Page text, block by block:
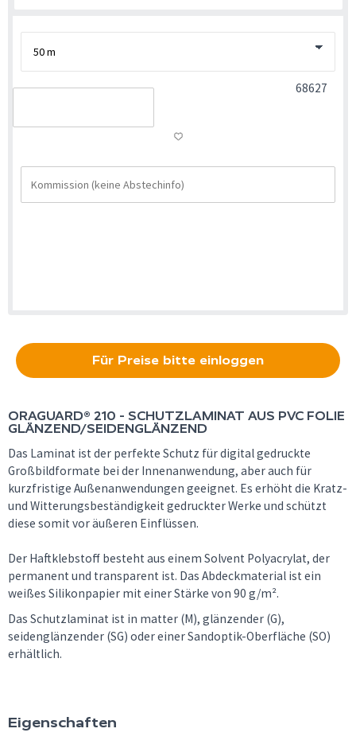
68627
Für Preise bitte einloggen
ORAGUARD® 210 - SCHUTZLAMINAT AUS PVC FOLIE
GLÄNZEND/SEIDENGLÄNZEND
Das Laminat ist der perfekte Schutz für digital gedruckte
Großbildformate bei der Innenanwendung, aber auch für
kurzfristige Außenanwendungen geeignet. Es erhöht die Kratz-
und Witterungsbeständigkeit gedruckter Werke und schützt
diese somit vor äußeren Einflüssen.
Der Haftklebstoff besteht aus einem Solvent Polyacrylat, der
permanent und transparent ist. Das Abdeckmaterial ist ein
weißes Silikonpapier mit einer Stärke von 90 g/m².
Das Schutzlaminat ist in matter (M), glänzender (G),
seidenglänzender (SG) oder einer Sandoptik-Oberfläche (SO)
erhältlich.
Eigenschaften